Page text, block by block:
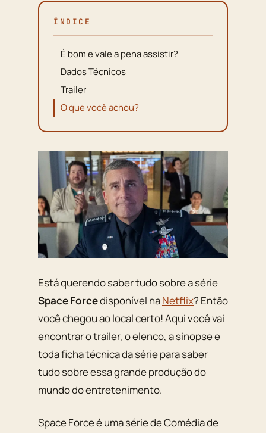
ÍNDICE
É bom e vale a pena assistir?
Dados Técnicos
Trailer
O que você achou?
Está querendo saber tudo sobre a série
Space Forcedisponível naNetflix? Então
você chegou ao local certo! Aqui você vai
encontrar o trailer, o elenco, a sinopse e
toda ficha técnica da série para saber
tudo sobre essa grande produção do
mundo do entretenimento.
Space Force é uma série de Comédia de